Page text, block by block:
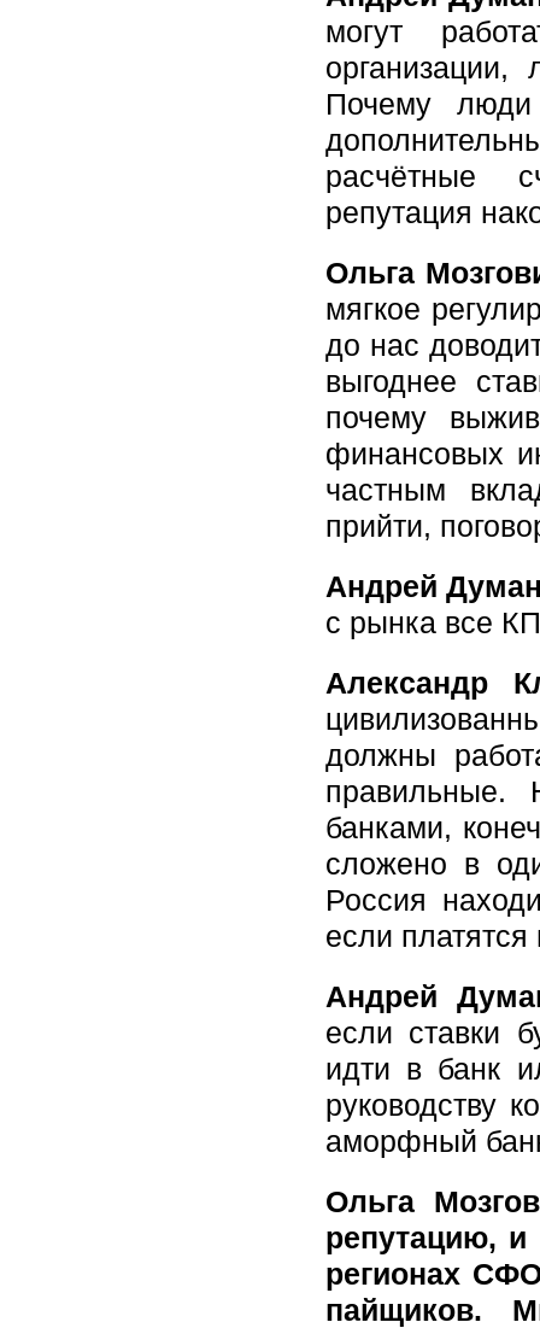
могут
организации,
Почему
расчётные
репутация
Ольга
мягкое
до нас
выгоднее
почему
финансовых
частным
прийти,
Андрей
с рынка все
Александр
должны
правильные.
банками,
сложено в
Россия
если
Андрей
если ставки
идти в банк
руководству
аморфный
Ольга
репутацию,
регионах
пайщиков.